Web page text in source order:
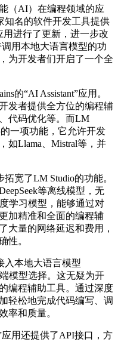
AI）在编程领域的应
知名的软件开发工具提供
用进行了更新，进一步改
用本地大语言模型的功
为开发者们开启了一个全
“AI Assistant”应用。
发者提供全方位的编程辅
代码优化等。而LM
的一项功能，它允许开发
如Llama、Mistral等，并
宽了LM Studio的功能。
等离线模型，无
学习模型，能够通过对
加精准和全面的编程辅
大量的网络延迟和费用，
性。
本地大语言模型
模型选择。这无疑为开
编程辅助工具。通过深度
轻松地完成代码编写、调
率和质量。
用还提供了API接口，方